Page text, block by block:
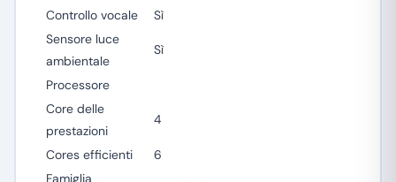
Controllo vocale
Sì
Sensore luce
ambientale
Sì
Processore
Core delle
prestazioni
4
Cores efficienti
6
Famiglia